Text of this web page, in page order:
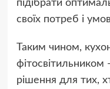
підібрати
своїх потреб і
Таким чином,
рішення для тих,